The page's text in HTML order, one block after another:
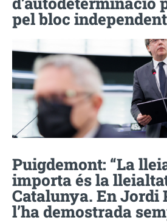
pel bloc
Puigdemont: “La
importa és la
Catalunya. En Jordi
l’ha demostrada